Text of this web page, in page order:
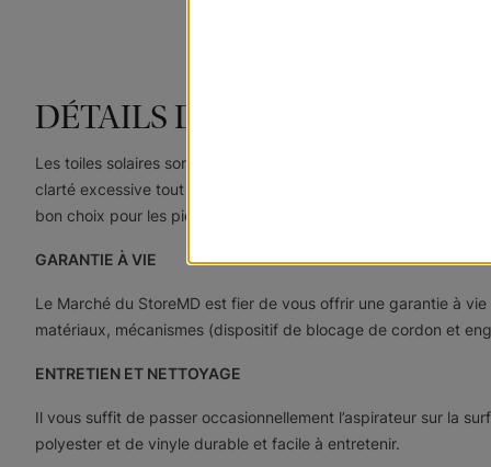
DÉTAILS DU PRODUIT
Les toiles solaires sont des parures de fenêtre de conception
clarté excessive tout en conservant votre vue de l’extérieur.
bon choix pour les pièces recevant beaucoup de soleil ;
GARANTIE À VIE
Le Marché du StoreMD est fier de vous offrir une garantie à
matériaux, mécanismes (dispositif de blocage de cordon et
ENTRETIEN ET NETTOYAGE
Il vous suffit de passer occasionnellement l’aspirateur sur la
polyester et de vinyle durable et facile à entretenir.